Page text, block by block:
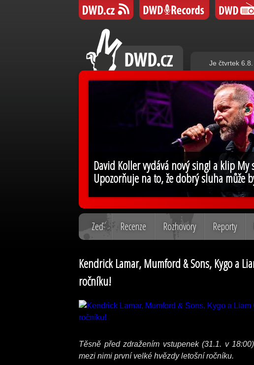
Je čtvrtek
David Koller vydává nový singl a klip My
Upozorňuje na to, že dobrý sluha může
Zeď Recenze Rozhovory Reporty
Kendrick Lamar, Mumford & Sons, Kygo a
ročníku!
Těsně před zdražením vstupenek (31.1. v
mezi nimi první velké hvězdy letošní ročníku.